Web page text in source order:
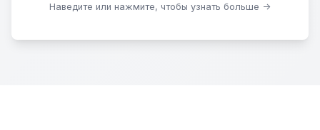
Наведите или нажмите, чтобы узнать больше →
Скачать образцы